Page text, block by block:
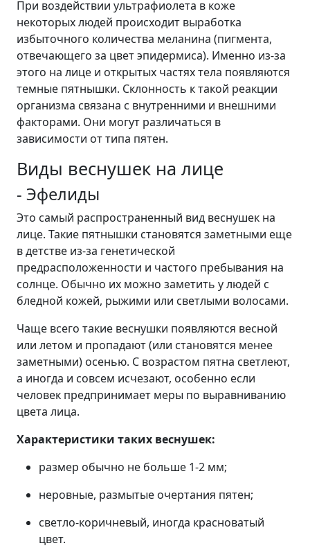
При воздействии ультрафиолета в коже
некоторых людей происходит выработка
избыточного количества меланина (пигмента,
отвечающего за цвет эпидермиса). Именно из-за
этого на лице и открытых частях тела появляются
темные пятнышки. Склонность к такой реакции
организма связана с внутренними и внешними
факторами. Они могут различаться в
зависимости от типа пятен.
Виды веснушек на лице
- Эфелиды
Это самый распространенный вид веснушек на
лице. Такие пятнышки становятся заметными еще
в детстве из-за генетической
предрасположенности и частого пребывания на
солнце. Обычно их можно заметить у людей с
бледной кожей, рыжими или светлыми волосами.
Чаще всего такие веснушки появляются весной
или летом и пропадают (или становятся менее
заметными) осенью. С возрастом пятна светлеют,
а иногда и совсем исчезают, особенно если
человек предпринимает меры по выравниванию
цвета лица.
Характеристики таких веснушек:
размер обычно не больше 1-2 мм;
неровные, размытые очертания пятен;
светло-коричневый, иногда красноватый
цвет.